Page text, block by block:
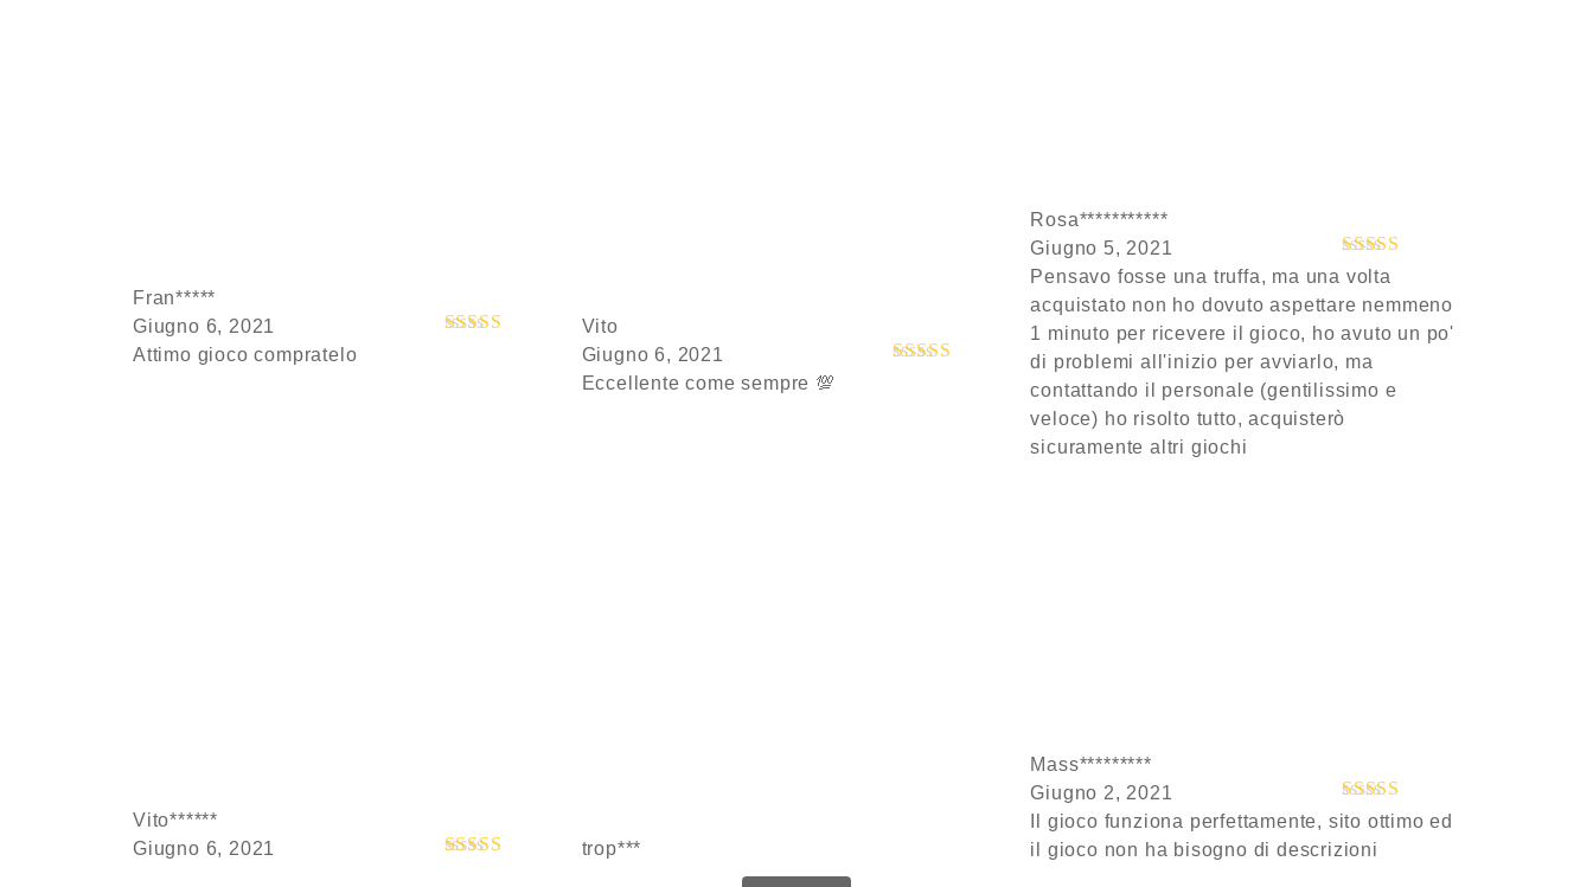
Fran*****
Giugno 6, 2021
Attimo gioco compratelo
Vito******
Giugno 6, 2021
Vito
Giugno 6, 2021
Eccellente come sempre 💯
trop***
Rosa***********
Valutato
5
Giugno 5, 2021
Pensavo fosse una truffa, ma una volta
acquistato non ho dovuto aspettare nemmeno
1 minuto per ricevere il gioco, ho avuto un po'
di problemi all'inizio per avviarlo, ma
contattando il personale (gentilissimo e
veloce) ho risolto tutto, acquisterò
sicuramente altri giochi
Mass*********
Valutato5 su
5
Giugno 2, 2021
Il gioco funziona perfettamente, sito ottimo ed
il gioco non ha bisogno di descrizioni